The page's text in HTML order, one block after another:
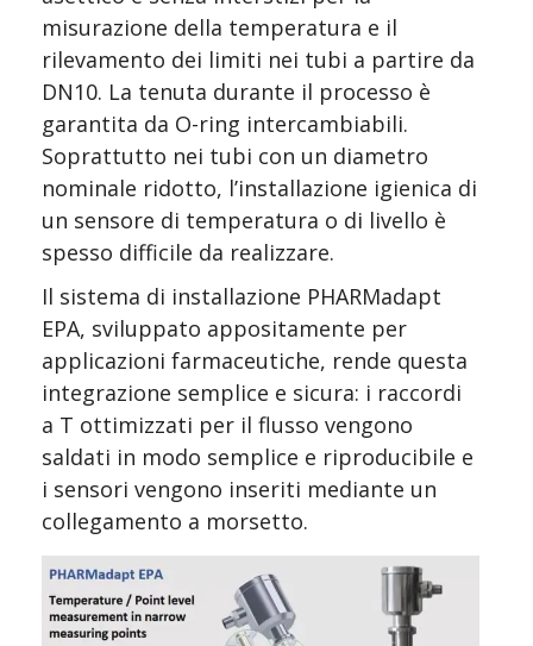
misurazione della temperatura e il
rilevamento dei limiti nei tubi a partire da
DN10. La tenuta durante il processo è
garantita da O-ring intercambiabili.
Soprattutto nei tubi con un diametro
nominale ridotto, l’installazione igienica di
un sensore di temperatura o di livello è
spesso difficile da realizzare.
Il sistema di installazione PHARMadapt
EPA, sviluppato appositamente per
applicazioni farmaceutiche, rende questa
integrazione semplice e sicura: i raccordi
a T ottimizzati per il flusso vengono
saldati in modo semplice e riproducibile e
i sensori vengono inseriti mediante un
collegamento a morsetto.